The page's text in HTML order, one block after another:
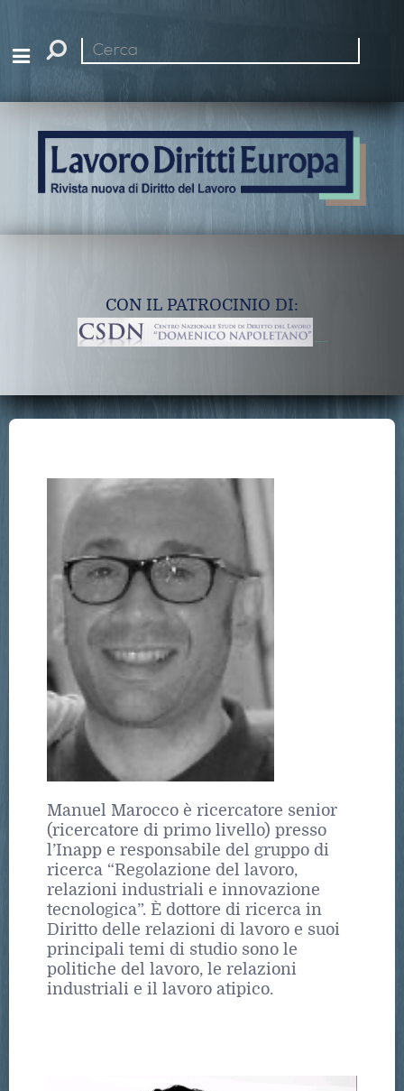
Cerca
CON IL PATROCINIO DI:
Manuel Marocco è ricercatore senior
(ricercatore di primo livello) presso
l’Inapp e responsabile del gruppo di
ricerca “Regolazione del lavoro,
relazioni industriali e innovazione
tecnologica”. È dottore di ricerca in
Diritto delle relazioni di lavoro e suoi
principali temi di studio sono le
politiche del lavoro, le relazioni
industriali e il lavoro atipico.